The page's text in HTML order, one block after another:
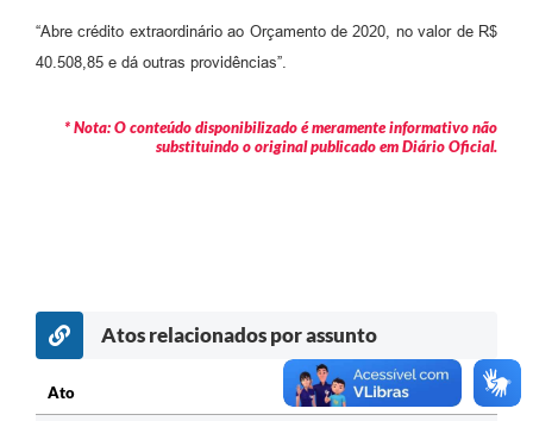
“Abre crédito extraordinário ao Orçamento de 2020, no valor de R$
40.508,85 e dá outras providências”.
* Nota: O conteúdo disponibilizado é meramente informativo não
substituindo o original publicado em Diário Oficial.
Atos relacionados por assunto
Ato